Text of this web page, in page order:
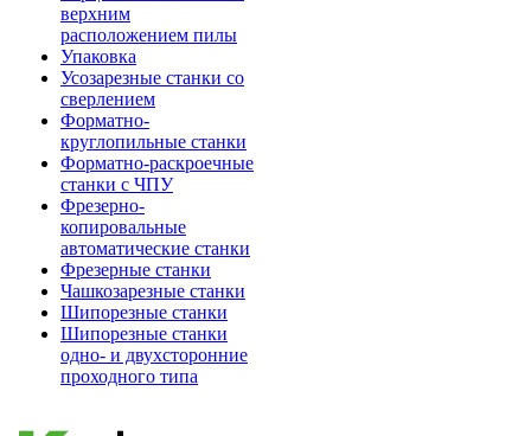
верхним
расположением пилы
Упаковка
Усозарезные станки со
сверлением
Форматно-
круглопильные станки
Форматно-раскроечные
станки с ЧПУ
Фрезерно-
копировальные
автоматические станки
Фрезерные станки
Чашкозарезные станки
Шипорезные станки
Шипорезные станки
одно- и двухсторонние
проходного типа